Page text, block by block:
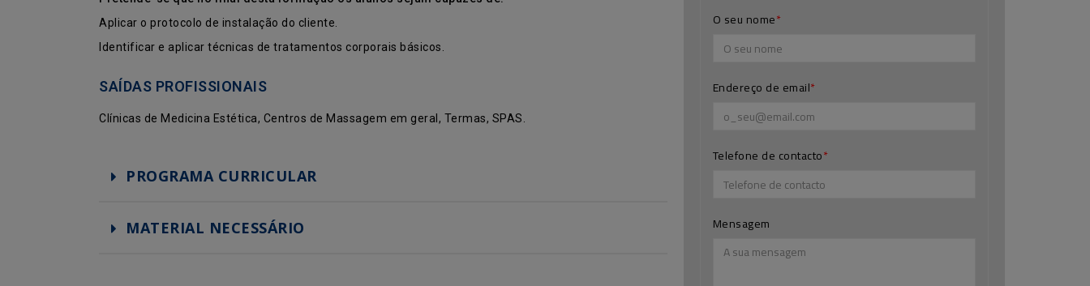
Aplicar o protocolo de instalação do cliente.
Identificar e aplicar técnicas de tratamentos corporais básicos.
SAÍDAS PROFISSIONAIS
Clínicas de Medicina Estética, Centros de Massagem em geral, Termas, SPAS.
PROGRAMA CURRICULAR
MATERIAL NECESSÁRIO
O seu nome
Endereço de email
Telefone de contacto
Mensagem